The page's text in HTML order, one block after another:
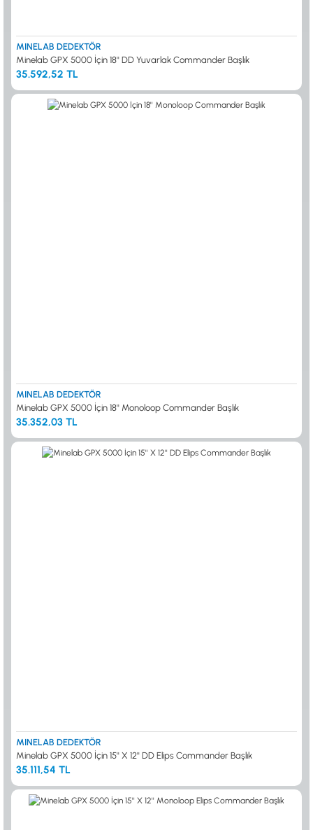
MINELAB DEDEKTÖR
Minelab GPX 5000 İçin 18'' DD Yuvarlak Commander Başlık
35.592,52 TL
MINELAB DEDEKTÖR
Minelab GPX 5000 İçin 18'' Monoloop Commander Başlık
35.352,03 TL
MINELAB DEDEKTÖR
Minelab GPX 5000 İçin 15'' X 12'' DD Elips Commander Başlık
35.111,54 TL